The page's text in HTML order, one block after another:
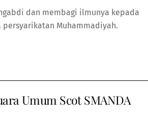
dan membagi ilmunya kepada
persyarikatan Muhammadiyah.
Umum Scot SMANDA